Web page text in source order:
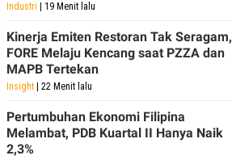
Industri | 19 Menit lalu
Kinerja Emiten Restoran Tak Seragam,
FORE Melaju Kencang saat PZZA dan
MAPB Tertekan
Insight | 22 Menit lalu
Pertumbuhan Ekonomi Filipina
Melambat, PDB Kuartal II Hanya Naik
2,3%